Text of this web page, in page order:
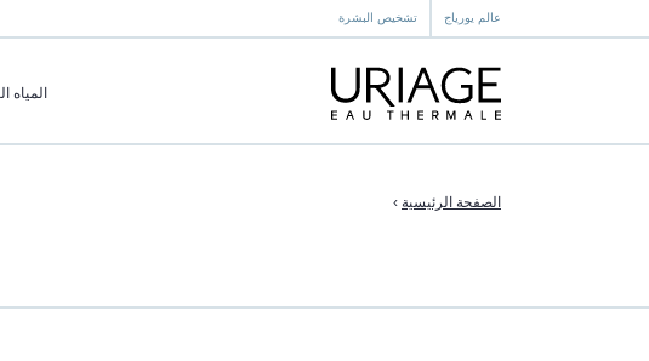
عالم يورياج تشخيص البشرة
المياه
الصفحة الرئيسية ›